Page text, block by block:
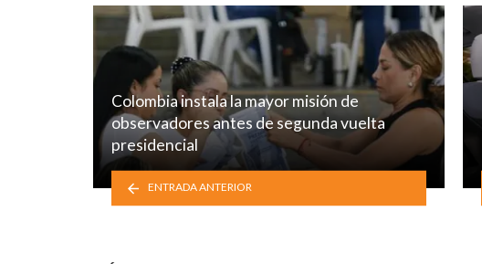
Colombia instala la mayor misión de
observadores antes de segunda vuelta
presidencial
ENTRADA ANTERIOR